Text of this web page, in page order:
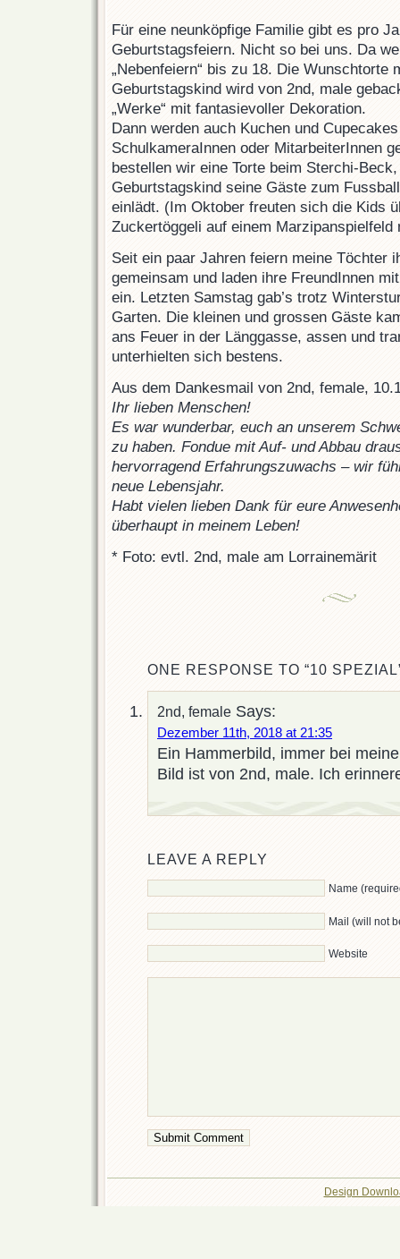
Für eine neunköpfige Familie gibt es pro
Geburtstagsfeiern. Nicht so bei uns. Da
„Nebenfeiern“ bis zu 18. Die Wunschtorte
Geburtstagskind wird von 2nd, male
„Werke“ mit fantasievoller Dekoration.
Dann werden auch Kuchen und
SchulkameraInnen oder MitarbeiterInnen
bestellen wir eine Torte beim Sterchi-
Geburtstagskind seine Gäste zum
einlädt. (Im Oktober freuten sich die Kids
Zuckertöggeli auf einem Marzipanspielfeld
Seit ein paar Jahren feiern meine Töchter
gemeinsam und laden ihre FreundInnen
ein. Letzten Samstag gab’s trotz
Garten. Die kleinen und grossen Gäste
ans Feuer in der Länggasse, assen und
unterhielten sich bestens.
Aus dem Dankesmail von 2nd, female,
Ihr lieben Menschen!
Es war wunderbar, euch an unserem
zu haben. Fondue mit Auf- und Abbau
hervorragend Erfahrungszuwachs – wir
neue Lebensjahr.
Habt vielen lieben Dank für eure
überhaupt in meinem Leben!
* Foto: evtl. 2nd, male am Lorrainemärit
ONE RESPONSE TO “10
2nd, female Says:
Dezember 11th, 2018 at 21:35
Ein Hammerbild, immer bei
Bild ist von 2nd, male. Ich
LEAVE A REPLY
Name
Mail (will not
Website
Design